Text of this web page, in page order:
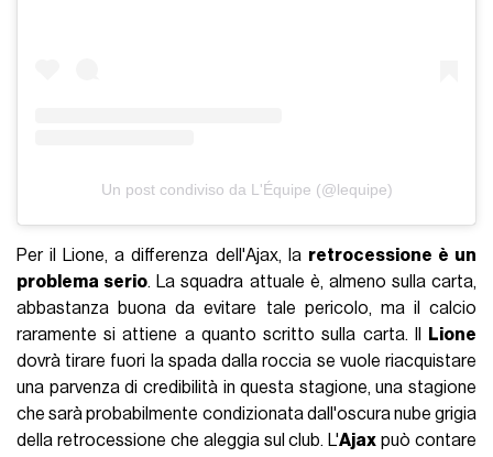
Un post condiviso da L'Équipe (@lequipe)
Per il Lione, a differenza dell'Ajax, la retrocessione è un
problema serio. La squadra attuale è, almeno sulla carta,
abbastanza buona da evitare tale pericolo, ma il calcio
raramente si attiene a quanto scritto sulla carta. Il
Lione
dovrà tirare fuori la spada dalla roccia se vuole riacquistare
una parvenza di credibilità in questa stagione, una stagione
che sarà probabilmente condizionata dall'oscura nube grigia
della retrocessione che aleggia sul club. L'Ajax può contare